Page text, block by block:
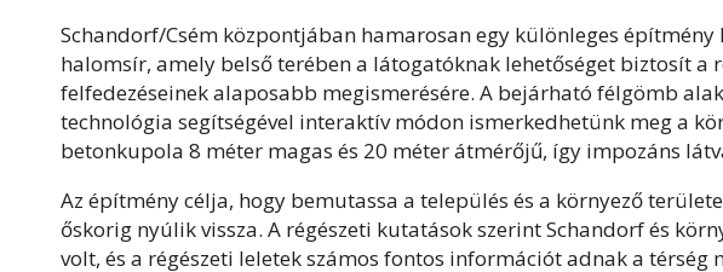
Schandorf/Csém központjában hamarosan egy különleges
halomsír, amely belső terében a látogatóknak lehetőséget biztosít a
felfedezéseinek alaposabb megismerésére. A bejárható félgömb
technológia segítségével interaktív módon ismerkedhetünk meg a
betonkupola 8 méter magas és 20 méter átmérőjű, így impozáns
Az építmény célja, hogy bemutassa a település és a környező
őskorig nyúlik vissza. A régészeti kutatások szerint Schandorf és
volt, és a régészeti leletek számos fontos információt adnak a térség